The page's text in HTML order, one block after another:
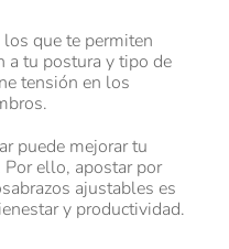
que te permiten
a tu postura y tipo de
tensión en los
puede mejorar tu
Por ello, apostar por
ajustables es
y productividad.